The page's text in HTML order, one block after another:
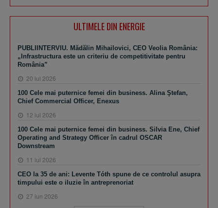
ULTIMELE DIN ENERGIE
PUBLIINTERVIU. Mădălin Mihailovici, CEO Veolia România:
„Infrastructura este un criteriu de competitivitate pentru
România”
20 iul 2026
100 Cele mai puternice femei din business. Alina Ştefan,
Chief Commercial Officer, Enexus
12 iul 2026
100 Cele mai puternice femei din business. Silvia Ene, Chief
Operating and Strategy Officer în cadrul OSCAR
Downstream
11 iul 2026
CEO la 35 de ani: Levente Tóth spune de ce controlul asupra
timpului este o iluzie în antreprenoriat
27 iun 2026